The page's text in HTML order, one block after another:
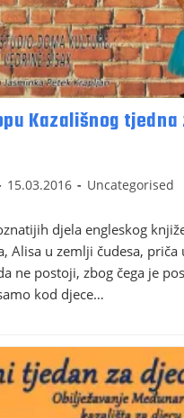
Kazališnog tjedna
15.03.2016 Uncategorised
djela engleskog
Alisa u zemlji čudesa, priča
ne postoji, zbog čega je
kod djece…